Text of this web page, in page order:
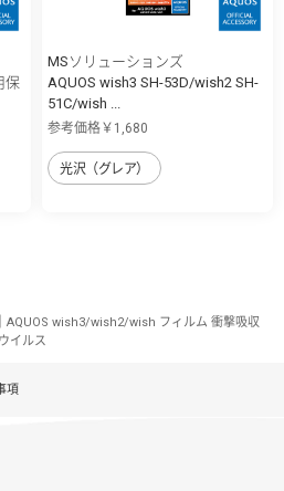
保
MSソリューションズ
AQUOS wish3 SH-53D/wish2 SH-
51C/wish ...
参考価格￥1,680
光沢（グレア）
｜AQUOS wish3/wish2/wish フィルム 衝撃吸収
イルス
項